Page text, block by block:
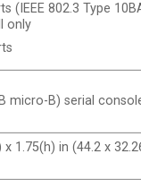
802.3 Type
only
micro-B) serial
1.75(h) in (44.2 x